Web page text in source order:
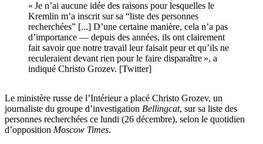
« Je n’ai aucune idée des raisons pour lesquelles le
Kremlin m’a inscrit sur sa “liste des personnes
recherchées” [...] D’une certaine manière, cela n’a pas
d’importance — depuis des années, ils ont clairement
fait savoir que notre travail leur faisait peur et qu’ils ne
reculeraient devant rien pour le faire disparaître », a
indiqué Christo Grozev. [Twitter]
Le ministère russe de l’Intérieur a placé Christo Grozev, un
journaliste du groupe d’investigation Bellingcat, sur sa liste des
personnes recherchées ce lundi (26 décembre), selon le quotidien
d’opposition Moscow Times.